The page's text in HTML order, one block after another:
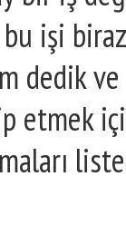
işi biraz
dedik
etmek